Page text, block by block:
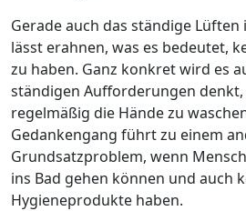
Gerade auch das ständige Lüften
lässt erahnen, was es bedeutet,
zu haben. Ganz konkret wird es
ständigen Aufforderungen
regelmäßig die Hände zu
Gedankengang führt zu einem
Grundsatzproblem, wenn
ins Bad gehen können und auch
Hygieneprodukte haben.